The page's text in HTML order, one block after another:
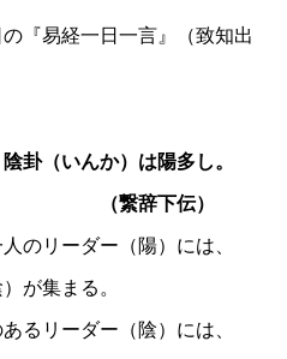
『易経一日一言』（致知出
卦（いんか）は陽多し。
伝）
のリーダー（陽）には、
が集まる。
るリーダー（陰）には、